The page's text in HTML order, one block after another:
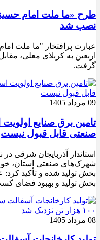
طرح «ما ملت امام
نصب شد
عبارت پرافتخار "ما ملت
اربعین به کربلای معلی،
گرفت.
09 مرداد 1405
تامین برق صنایع
صنعتی قابل قبول نیست
استاندار آذربایجان
شهرک‌های صنعتی استان،
بخش تولید شده و تأکید کرد:
بخش تولید و بهبود فضای
08 مرداد 1405